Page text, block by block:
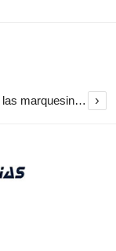
El Ayuntamiento inicia la restauración de las marquesinas de Plaza Esteve para volver a instalarlas en el centro de Jerez ›